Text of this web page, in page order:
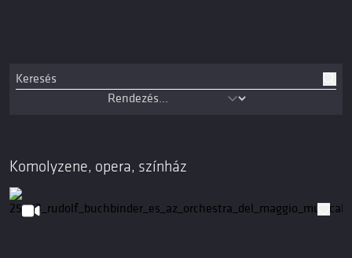
Komolyzene, opera, színház